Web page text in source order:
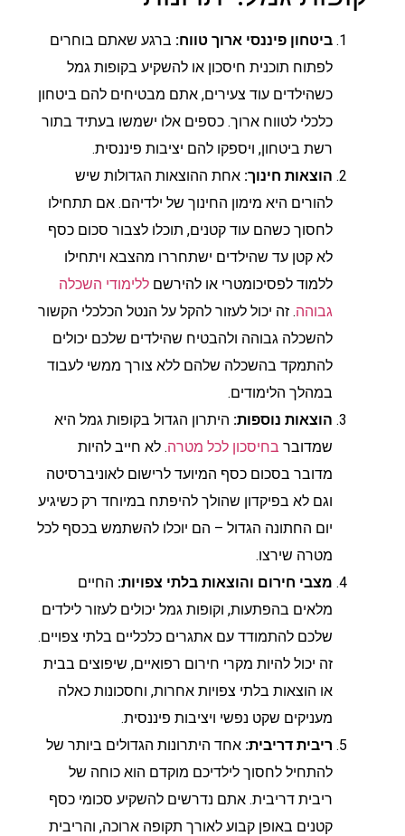
ביטחון פיננסי ארוך טווח:ברגע שאתם בוחרים
לפתוח תוכנית חיסכון או להשקיע בקופות גמל
כשהילדים עוד צעירים, אתם מבטיחים להם ביטחון
כלכלי לטווח ארוך. כספים אלו ישמשו בעתיד בתור
רשת ביטחון, ויספקו להם יציבות פיננסית.
הוצאות חינוך:אחת ההוצאות הגדולות שיש
להורים היא מימון החינוך של ילדיהם. אם תתחילו
לחסוך כשהם עוד קטנים, תוכלו לצבור סכום כסף
לא קטן עד שהילדים ישתחררו מהצבא ויתחילו
ללמוד לפסיכומטרי או להירשםללימודי השכלה
גבוהה. זה יכול לעזור להקל על הנטל הכלכלי הקשור
להשכלה גבוהה ולהבטיח שהילדים שלכם יכולים
להתמקד בהשכלה שלהם ללא צורך ממשי לעבוד
במהלך הלימודים.
הוצאות נוספות:היתרון הגדול בקופות גמל היא
שמדוברבחיסכון לכל מטרה. לא חייב להיות
מדובר בסכום כסף המיועד לרישום לאוניברסיטה
וגם לא בפיקדון שהולך להיפתח במיוחד רק כשיגיע
יום החתונה הגדול – הם יוכלו להשתמש בכסף לכל
מטרה שירצו.
מצבי חירום והוצאות בלתי צפויות:החיים
מלאים בהפתעות, וקופות גמל יכולים לעזור לילדים
שלכם להתמודד עם אתגרים כלכליים בלתי צפויים.
זה יכול להיות מקרי חירום רפואיים, שיפוצים בבית
או הוצאות בלתי צפויות אחרות, וחסכונות כאלה
מעניקים שקט נפשי ויציבות פיננסית.
ריבית דריבית:אחד היתרונות הגדולים ביותר של
להתחיל לחסוך לילדיכם מוקדם הוא כוחה של
ריבית דריבית. אתם נדרשים להשקיע סכומי כסף
קטנים באופן קבוע לאורך תקופה ארוכה, והריבית